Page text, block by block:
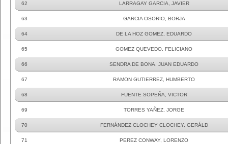
62 LARRAGAY GARCIA, JAVIER
63 GARCIA OSORIO, BORJA
64 DE LA HOZ GOMEZ, EDUARDO
65 GOMEZ QUEVEDO, FELICIANO
66 SENDRA DE BONA, JUAN EDUARDO
67 RAMON GUTIERREZ, HUMBERTO
68 FUENTE SOPEÑA, VICTOR
69 TORRES YAÑEZ, JORGE
70 FERNÁNDEZ CLOCHEY CLOCHEY, GERÁLD
71 PEREZ CONWAY, LORENZO